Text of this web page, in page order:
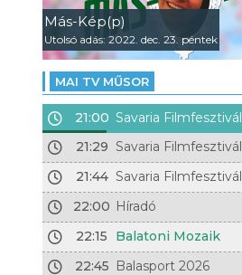
Más-Kép(p)
Utolsó adás: 2022. dec. 23. péntek
MAI TV MŰSOR
21:00 Savaria Filmfesztivál
21:29 Savaria Filmfesztivál
21:44 Savaria Filmfesztivál
22:00 Híradó
22:15
Balatoni Mozaik
22:45 Balasport 2026